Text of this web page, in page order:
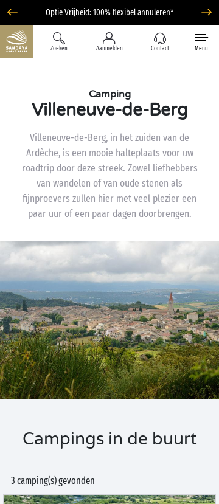
Optie Vrijheid: 100% flexibel annuleren*
Zoeken Aanmelden Contact Menu
Camping
Villeneuve-de-Berg
Villeneuve-de-Berg, in het zuiden van de
Ardèche, is een mooie halteplaats voor uw
roadtrip door deze streek. Zowel liefhebbers
van wandelen of van oude stenen als
fijnproevers zullen hier met veel plezier een
paar uur of een paar dagen doorbrengen.
Campings in de buurt
3 camping(s) gevonden